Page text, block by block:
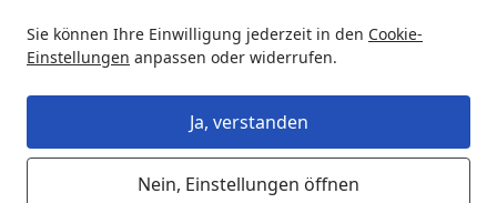
Sie können Ihre Einwilligung jederzeit in den Cookie-
Einstellungen anpassen oder widerrufen.
Ja, verstanden
Nein, Einstellungen öffnen